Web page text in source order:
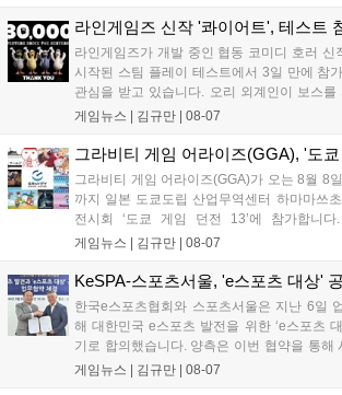
이다. 회사는 비용 효율화와 신작 흥행을 통
를 이끌 방침이다....
라인게임즈 신작 '콰이어트', 테스트
라인게임즈가 개발 중인 협동 코미디 호러 신
시작된 스팀 플레이 테스트에서 3일 만에 참
관심을 받고 있습니다. 오리 외계인이 보스
최대 4인 협동을 지원하며, 소음 관리와 물리
을 개선 중이며, 상세 정보는 스팀 페이지에서
게임뉴스 | 김규만 08-07
그라비티 게임 어라이즈(GGA), '도
그라비티 게임 어라이즈(GGA)가 오는 8월 8
까지 일본 도쿄도립 산업무역센터 하마마쓰
전시회 ‘도쿄 게임 던전 13’에 참가합니
‘JALECO ARCADE COLLECTION’ 시리즈의
입니다. 시연 참여 관람객에게는 선착순으로
디 게임 생태계 활성화와 신규 타이틀 반응 확
게임뉴스 | 김규만 08-07
KeSPA-스포츠서울, 'e스포츠 대상'
한국e스포츠협회와 스포츠서울은 지난 6일
해 대한민국 e스포츠 발전을 위한 ‘e스포츠
기로 합의했습니다. 양측은 이번 협약을 통해
전문성을 강화하고 MZ세대를 겨냥한 미디어
게임뉴스 | 김규만 08-07